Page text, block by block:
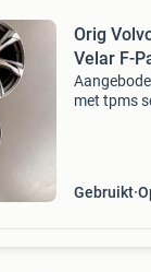
Orig
Velar F-
met tpms
Gebruikt